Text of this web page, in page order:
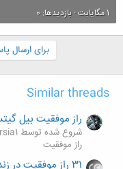
1 مگایابت · بازدیدها: 0
برای ارسال
Similar threads
راز موفقیت بیل گیتس با
شروع شده توسط Persia1
راز موفقیت
31 راز موفقیت در زندگی